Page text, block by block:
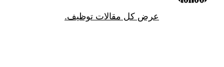
عرض كل مقالات توظيف.